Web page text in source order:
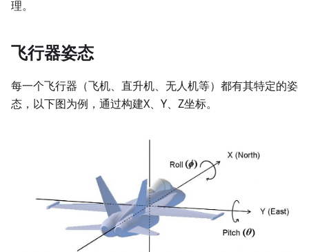
理。
飞行器姿态
每一个飞行器（飞机、直升机、无人机等）都有其特定的姿
态，以下图为例，通过构建X、Y、Z坐标。